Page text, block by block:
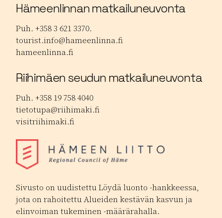
Hämeenlinnan matkailuneuvonta
Puh. +358 3 621 3370.
tourist.info@hameenlinna.fi
hameenlinna.fi
Riihimäen seudun matkailuneuvonta
Puh. +358 19 758 4040
tietotupa@riihimaki.fi
visitriihimaki.fi
Sivusto on uudistettu Löydä luonto -hankkeessa,
jota on rahoitettu Alueiden kestävän kasvun ja
elinvoiman tukeminen -määrärahalla.